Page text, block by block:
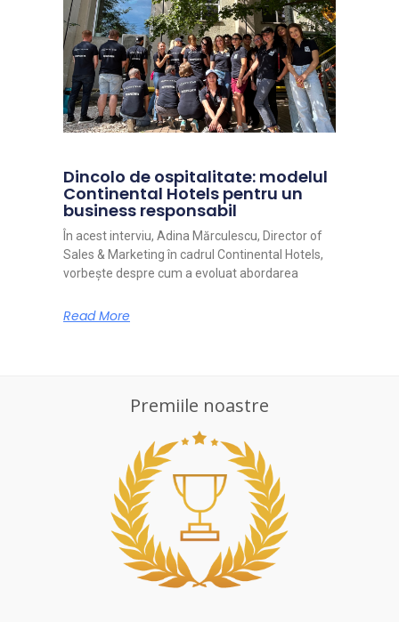
Dincolo de ospitalitate: modelul
Continental Hotels pentru un
business responsabil
În acest interviu, Adina Mărculescu, Director of
Sales & Marketing în cadrul Continental Hotels,
vorbește despre cum a evoluat abordarea
Read More
Premiile noastre